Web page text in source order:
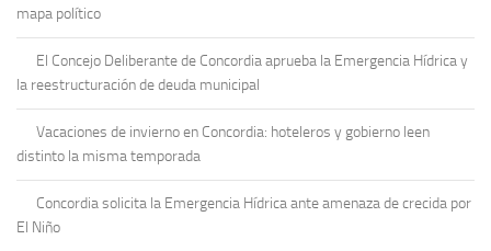
mapa político
El Concejo Deliberante de Concordia aprueba la Emergencia Hídrica y
la reestructuración de deuda municipal
Vacaciones de invierno en Concordia: hoteleros y gobierno leen
distinto la misma temporada
Concordia solicita la Emergencia Hídrica ante amenaza de crecida por
El Niño